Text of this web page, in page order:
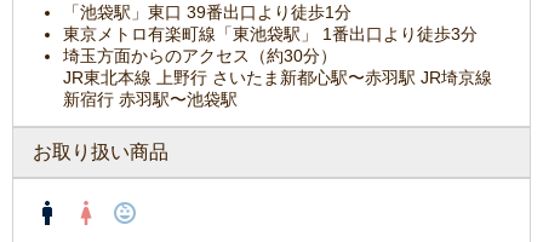
「池袋駅」東口 39番出口より徒歩1分
東京メトロ有楽町線「東池袋駅」 1番出口より徒歩3分
埼玉方面からのアクセス（約30分）
JR東北本線 上野行 さいたま新都心駅〜赤羽駅 JR埼京線
新宿行 赤羽駅〜池袋駅
お取り扱い商品